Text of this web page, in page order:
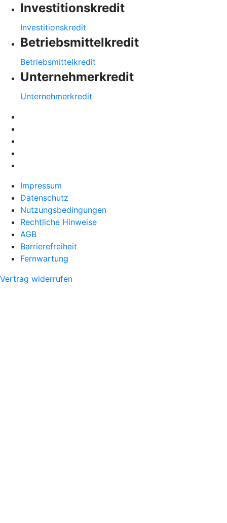
Investitionskredit
Investitionskredit
Betriebsmittelkredit
Betriebsmittelkredit
Unternehmerkredit
Unternehmerkredit
Impressum
Datenschutz
Nutzungsbedingungen
Rechtliche Hinweise
AGB
Barrierefreiheit
Fernwartung
Vertrag widerrufen